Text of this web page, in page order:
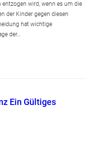
wird, wenn es um die
der Kinder gegen diesen
hat wichtige
der…
Ein Gültiges